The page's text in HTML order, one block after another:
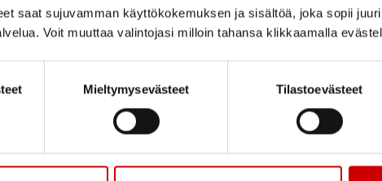
saat sujuvamman käyttökokemuksen ja sisältöä, joka sopii
Voit muuttaa valintojasi milloin tahansa klikkaamalla
Mieltymysevästeet Tilastoevästeet